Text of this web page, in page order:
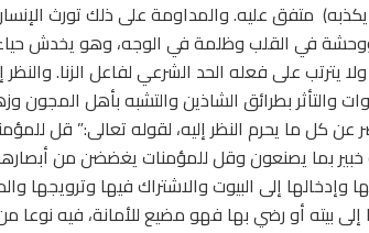
متفق عليه. والمداومة على ذلك تورث
في القلب وظلمة في الوجه، وهو يخدش
يترتب على فعله الحد الشرعي لفاعل الزنا.
والتأثر بطرائق الشاذين والتشبه بأهل المجون
كل ما يحرم النظر إليه، لقوله تعالى:” قل
خبير بما يصنعون وقل للمؤمنات يغضضن من
إلى البيوت والاشتراك فيها وترويجها
بيته أو رضي بها فهو مضيع للأمانة، فيه نوعا من